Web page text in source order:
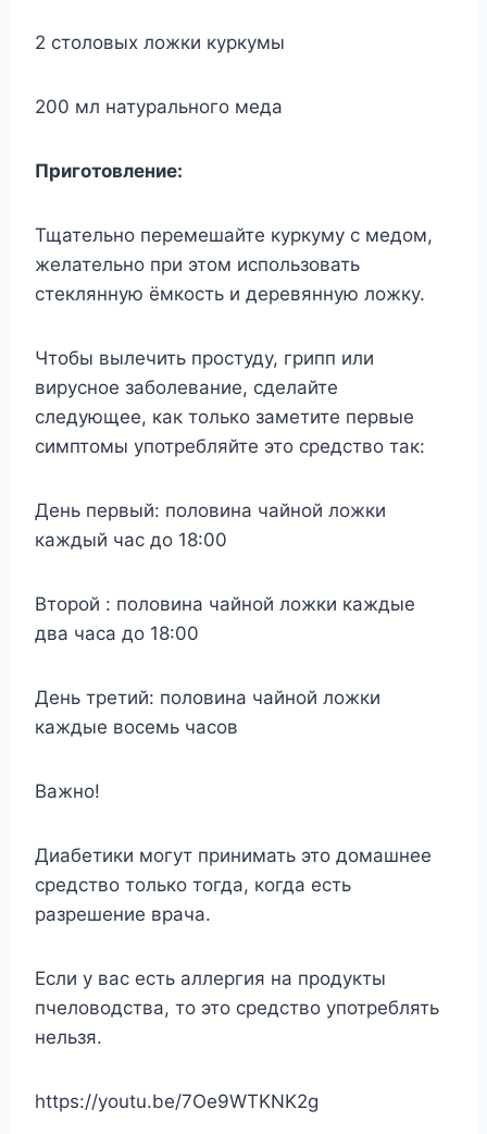
2 столовых ложки куркумы
200 мл натурального меда
Приготовление:
Тщательно перемешайте куркуму с медом,
желательно при этом использовать
стеклянную ёмкость и деревянную ложку.
Чтобы вылечить простуду, грипп или
вирусное заболевание, сделайте
следующее, как только заметите первые
симптомы употребляйте это средство так:
День первый: половина чайной ложки
каждый час до 18:00
Второй : половина чайной ложки каждые
два часа до 18:00
День третий: половина чайной ложки
каждые восемь часов
Важно!
Диабетики могут принимать это домашнее
средство только тогда, когда есть
разрешение врача.
Если у вас есть аллергия на продукты
пчеловодства, то это средство употреблять
нельзя.
https://youtu.be/7Oe9WTKNK2g